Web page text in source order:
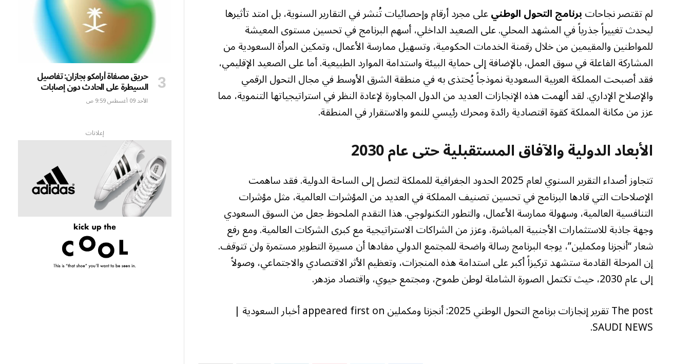
لم تقتصر نجاحاتبرنامج التحول الوطنيعلى مجرد أرقام وإحصائيات تُنشر في التقارير السنوية، بل امتد تأثيرها
ليحدث تغييراً جذرياً في المشهد المحلي. على الصعيد الداخلي، أسهم البرنامج في تحسين مستوى المعيشة
للمواطنين والمقيمين من خلال رقمنة الخدمات الحكومية، وتسهيل ممارسة الأعمال، وتمكين المرأة السعودية من
المشاركة الفاعلة في سوق العمل، بالإضافة إلى حماية البيئة واستدامة الموارد الطبيعية. أما على الصعيد الإقليمي،
فقد أصبحت المملكة العربية السعودية نموذجاً يُحتذى به في منطقة الشرق الأوسط في مجال التحول الرقمي
والإصلاح الإداري. لقد ألهمت هذه الإنجازات العديد من الدول المجاورة لإعادة النظر في استراتيجياتها التنموية، مما
عزز من مكانة المملكة كقوة اقتصادية رائدة ومحرك رئيسي للنمو والاستقرار في المنطقة.
الأبعاد الدولية والآفاق المستقبلية حتى عام 2030
تتجاوز أصداء التقرير السنوي لعام 2025 الحدود الجغرافية للمملكة لتصل إلى الساحة الدولية. فقد ساهمت
الإصلاحات التي قادها البرنامج في تحسين تصنيف المملكة في العديد من المؤشرات العالمية، مثل مؤشرات
التنافسية العالمية، وسهولة ممارسة الأعمال، والتطور التكنولوجي. هذا التقدم الملحوظ جعل من السوق السعودي
وجهة جاذبة للاستثمارات الأجنبية المباشرة، وعزز من الشراكات الاستراتيجية مع كبرى الشركات العالمية. ومع رفع
شعار “أنجزنا ومكملين”، يوجه البرنامج رسالة واضحة للمجتمع الدولي مفادها أن مسيرة التطوير مستمرة ولن تتوقف.
إن المرحلة القادمة ستشهد تركيزاً أكبر على استدامة هذه المنجزات، وتعظيم الأثر الاقتصادي والاجتماعي، وصولاً
إلى عام 2030، حيث تكتمل الصورة الشاملة لوطن طموح، ومجتمع حيوي، واقتصاد مزدهر.
The post تقرير إنجازات برنامج التحول الوطني 2025: أنجزنا ومكملين appeared first on أخبار السعودية |
SAUDI NEWS.
حريق مصفاة أرامكو بجازان: تفاصيل
السيطرة على الحادث دون إصابات
الأحد 09 أغسطس 9:59 ص
إعلانات